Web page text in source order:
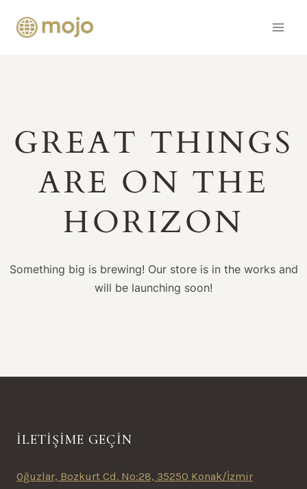
GREAT THINGS
ARE ON THE
HORIZON
Something big is brewing! Our store is in the works and
will be launching soon!
İLETİŞİME GEÇİN
Oğuzlar, Bozkurt Cd. No:28, 35250 Konak/İzmir